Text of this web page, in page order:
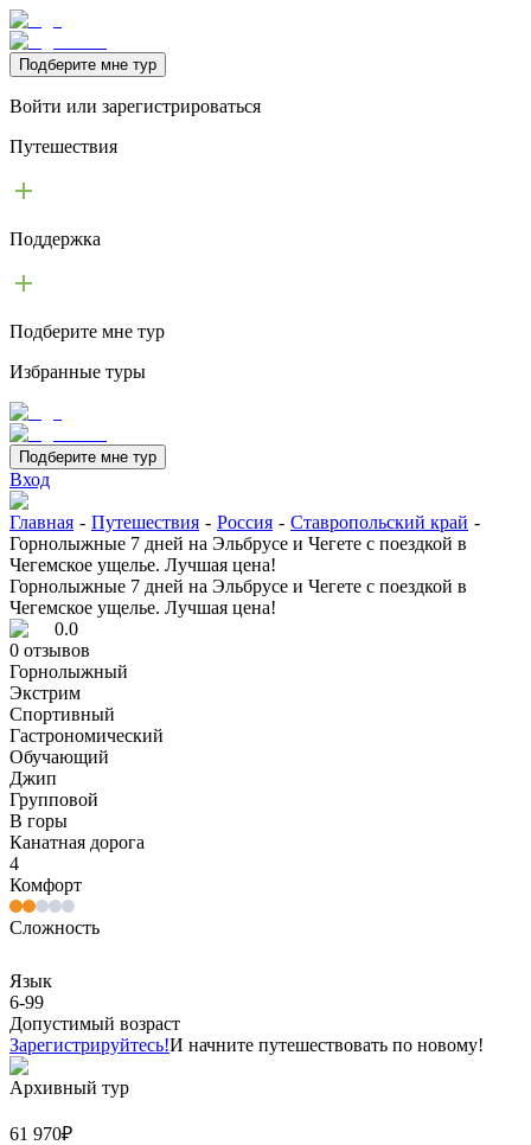
Подберите мне тур
Войти или зарегистрироваться
Путешествия
Поддержка
Подберите мне тур
Избранные туры
Подберите мне тур
Вход
Главная - Путешествия - Россия - Ставропольский край -
Горнолыжные 7 дней на Эльбрусе и Чегете с поездкой в
Чегемское ущелье. Лучшая цена!
Горнолыжные 7 дней на Эльбрусе и Чегете с поездкой в
Чегемское ущелье. Лучшая цена!
0.0
0 отзывов
Горнолыжный
Экстрим
Спортивный
Гастрономический
Обучающий
Джип
Групповой
В горы
Канатная дорога
4
Комфорт
Сложность
Язык
6-99
Допустимый возраст
Зарегистрируйтесь!И начните путешествовать по новому!
Архивный тур
61 970₽